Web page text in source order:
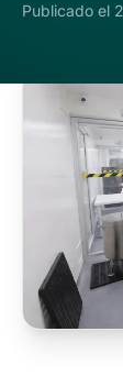
Publicado el